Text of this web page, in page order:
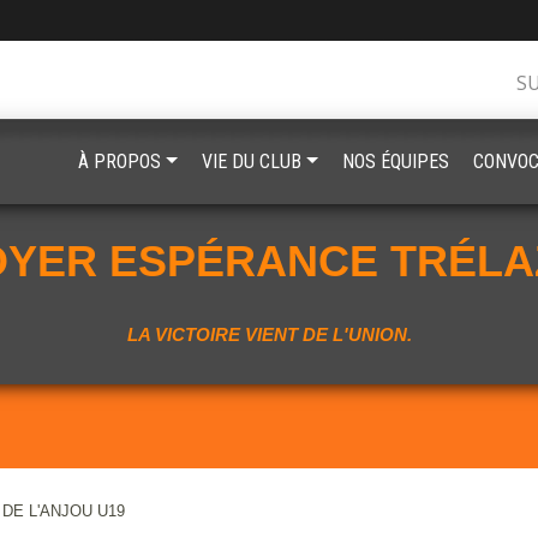
ESPÉRANCE
LA VICTOIRE VIENT DE L'UNION.
L'ANJOU U19
À PROPOS VIE DU CLUB NOS ÉQUIPES